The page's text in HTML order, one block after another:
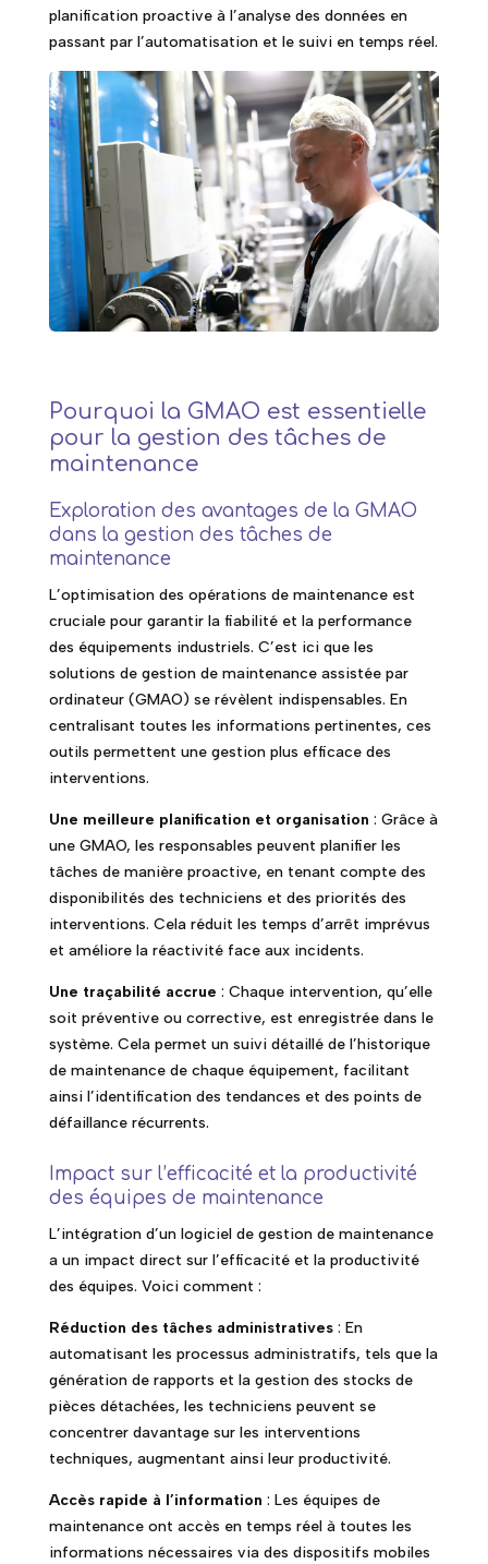
planification proactive à l’analyse des données en
passant par l’automatisation et le suivi en temps réel.
Pourquoi la GMAO est essentielle
pour la gestion des tâches de
maintenance
Exploration des avantages de la GMAO
dans la gestion des tâches de
maintenance
L’optimisation des opérations de maintenance est
cruciale pour garantir la fiabilité et la performance
des équipements industriels. C’est ici que les
solutions de gestion de maintenance assistée par
ordinateur (GMAO) se révèlent indispensables. En
centralisant toutes les informations pertinentes, ces
outils permettent une gestion plus efficace des
interventions.
Une meilleure planification et organisation : Grâce à
une GMAO, les responsables peuvent planifier les
tâches de manière proactive, en tenant compte des
disponibilités des techniciens et des priorités des
interventions. Cela réduit les temps d’arrêt imprévus
et améliore la réactivité face aux incidents.
Une traçabilité accrue : Chaque intervention, qu’elle
soit préventive ou corrective, est enregistrée dans le
système. Cela permet un suivi détaillé de l’historique
de maintenance de chaque équipement, facilitant
ainsi l’identification des tendances et des points de
défaillance récurrents.
Impact sur l’efficacité et la productivité
des équipes de maintenance
L’intégration d’un logiciel de gestion de maintenance
a un impact direct sur l’efficacité et la productivité
des équipes. Voici comment :
Réduction des tâches administratives: En
automatisant les processus administratifs, tels que la
génération de rapports et la gestion des stocks de
pièces détachées, les techniciens peuvent se
concentrer davantage sur les interventions
techniques, augmentant ainsi leur productivité.
Accès rapide à l’information : Les équipes de
maintenance ont accès en temps réel à toutes les
informations nécessaires via des dispositifs mobiles